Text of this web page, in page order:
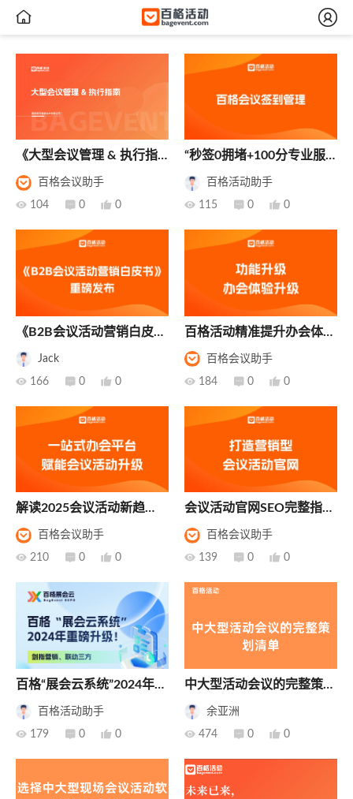
 
《大型会议管理 & 执行指
南》正式发布！千人大会从
筹备到沉淀，数字化全流程
提效100%
百格会议助手
 104  0  0
“秒签0拥堵+100分专业服
务！”百格数字化会议签到
管理，如何改写会议入场规
则？
百格活动助手
 115  0  0
《B2B会议活动营销白皮
书》重磅发布！95页终极指
南，让每场活动成为可衡量
的增长引擎
Jack
 166  0  0
百格活动精准提升办会体
验：4大方向发力、11项功
能更新，会议活动体验更具
价值！
百格会议助手
 184  0  0
解读2025会议活动新趋
势，如何通过一站式平台赋
能会议活动升级？
百格会议助手
 210  0  0
会议活动官网SEO完整指
南，有效提升活动曝光和报
名率
百格会议助手
 139  0  0
百格“展会云系统”2024年重
磅升级！“剑指营销、联动
三方、深度运营”
百格活动助手
 179  0  0
中大型活动会议的完整策划
清单
余亚洲
 474  0  0